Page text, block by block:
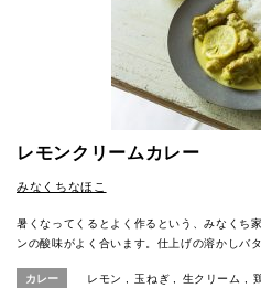
レモンクリームカレー
みなくちなほこ
暑くなってくるとよく作るという、みなくち
ンの酸味がよく合います。仕上げの溶かしバ
カレー レモン 玉ねぎ 生クリーム